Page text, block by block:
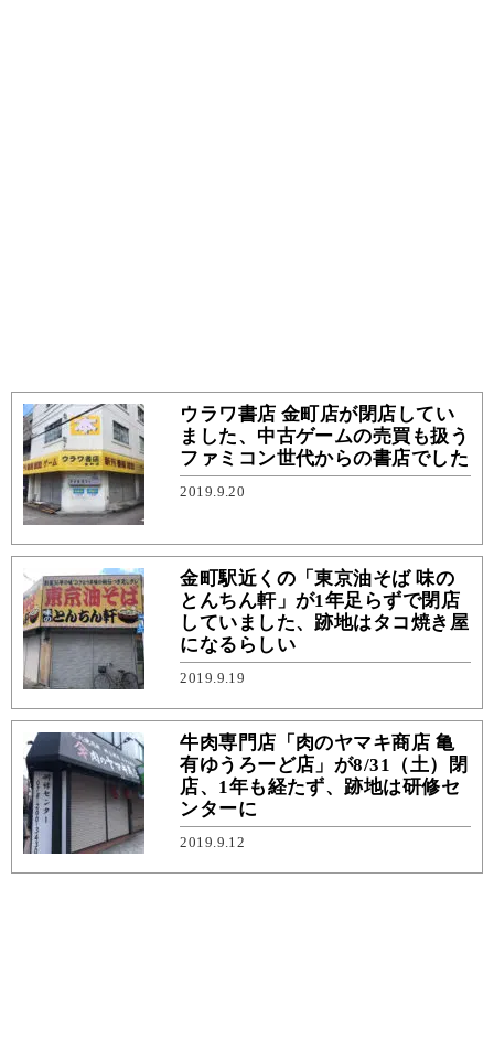
ウラワ書店 金町店が閉店してい
ました、中古ゲームの売買も扱う
ファミコン世代からの書店でした
2019.9.20
金町駅近くの「東京油そば 味の
とんちん軒」が1年足らずで閉店
していました、跡地はタコ焼き屋
になるらしい
2019.9.19
牛肉専門店「肉のヤマキ商店 亀
有ゆうろーど店」が8/31（土）閉
店、1年も経たず、跡地は研修セ
ンターに
2019.9.12